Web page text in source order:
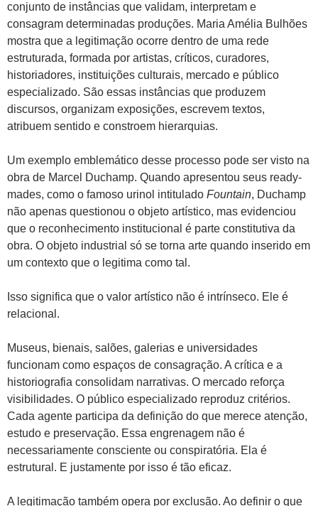
conjunto de instâncias que validam, interpretam e
consagram determinadas produções. Maria Amélia Bulhões
mostra que a legitimação ocorre dentro de uma rede
estruturada, formada por artistas, críticos, curadores,
historiadores, instituições culturais, mercado e público
especializado. São essas instâncias que produzem
discursos, organizam exposições, escrevem textos,
atribuem sentido e constroem hierarquias.
Um exemplo emblemático desse processo pode ser visto na
obra de Marcel Duchamp. Quando apresentou seus ready-
mades, como o famoso urinol intitulado Fountain, Duchamp
não apenas questionou o objeto artístico, mas evidenciou
que o reconhecimento institucional é parte constitutiva da
obra. O objeto industrial só se torna arte quando inserido em
um contexto que o legitima como tal.
Isso significa que o valor artístico não é intrínseco. Ele é
relacional.
Museus, bienais, salões, galerias e universidades
funcionam como espaços de consagração. A crítica e a
historiografia consolidam narrativas. O mercado reforça
visibilidades. O público especializado reproduz critérios.
Cada agente participa da definição do que merece atenção,
estudo e preservação. Essa engrenagem não é
necessariamente consciente ou conspiratória. Ela é
estrutural. E justamente por isso é tão eficaz.
A legitimação também opera por exclusão. Ao definir o que